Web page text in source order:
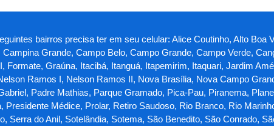
bairros precisa ter em seu celular: Alice Coutinho, Alto Boa
Grande, Campo Belo, Campo Grande, Campo Verde,
Graúna, Itacibá, Itanguá, Itapemirim, Itaquari, Jardim
Ramos I, Nelson Ramos II, Nova Brasília, Nova Campo
Padre Mathias, Parque Gramado, Pica-Pau, Piranema,
Médice, Prolar, Retiro Saudoso, Rio Branco, Rio
Serra do Anil, Sotelândia, Sotema, São Benedito, São Conrado,